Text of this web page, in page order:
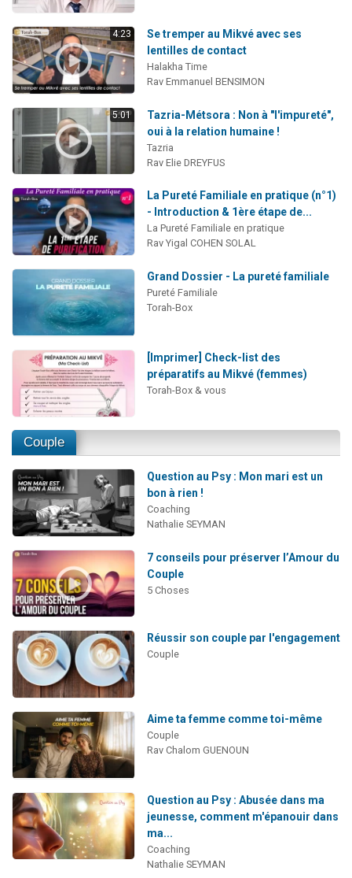
4:23
Se tremper au Mikvé avec ses
lentilles de contact
Halakha Time
Rav Emmanuel BENSIMON
5:01
Tazria-Métsora : Non à "l'impureté",
oui à la relation humaine !
Tazria
Rav Elie DREYFUS
La Pureté Familiale en pratique (n°1)
- Introduction & 1ère étape de...
La Pureté Familiale en pratique
Rav Yigal COHEN SOLAL
Grand Dossier - La pureté familiale
Pureté Familiale
Torah-Box
[Imprimer] Check-list des
préparatifs au Mikvé (femmes)
Torah-Box & vous
Couple
Question au Psy : Mon mari est un
bon à rien !
Coaching
Nathalie SEYMAN
7 conseils pour préserver l’Amour du
Couple
5 Choses
Réussir son couple par l'engagement
Couple
Aime ta femme comme toi-même
Couple
Rav Chalom GUENOUN
Question au Psy : Abusée dans ma
jeunesse, comment m'épanouir dans
ma...
Coaching
Nathalie SEYMAN